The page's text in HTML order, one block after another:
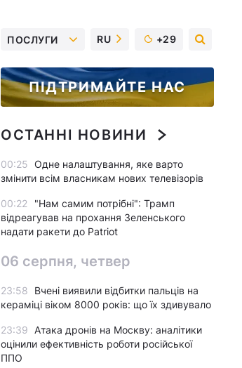
ПОСЛУГИ RU +29
ПІДТРИМАЙТЕ НАС
ОСТАННІ НОВИНИ
00:25 Одне налаштування, яке варто
змінити всім власникам нових телевізорів
00:22
"Нам самим потрібні": Трамп
відреагував на прохання Зеленського
надати ракети до Patriot
06 серпня, четвер
23:58
Вчені виявили відбитки пальців на
кераміці віком 8000 років: що їх здивувало
23:39
Атака дронів на Москву: аналітики
оцінили ефективність роботи російської
ППО